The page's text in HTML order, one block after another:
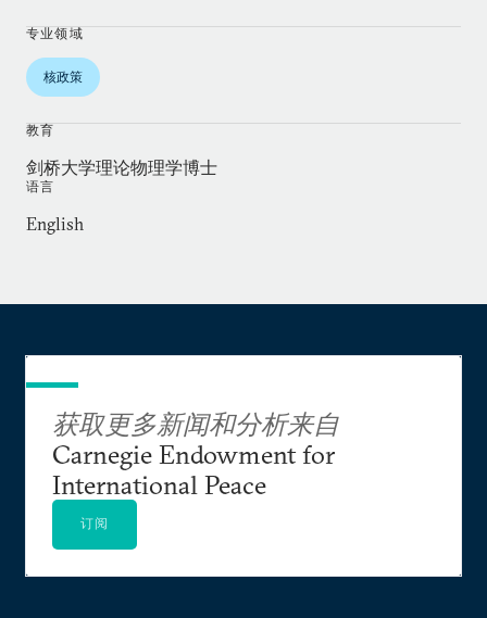
（Abolishing Nuclear Weapons）》的作者（第二
本书同乔治•伯科维奇合著）。此外，他还同马克•
希布斯合著了题为 《为什么福岛事件是可以预防的
（Why Fukushima Was Preventable）》的论文，
对福岛危机的深层原因进行了开创性的分析。他对
核扩散危险的研究、包括对伊朗与朝鲜的解读，也
广泛出现在主要的报刊杂志和网站上。
专家，曾发表题为《银色子弹？对常规武器的全球
Right Questions About Conventional Prompt
Global Strike）》的专题报告，并作为专家证人，
参与了美国众议院军事委员会以及美国国会下属的
美中经济安全审查委员会的听证会。
阿克顿现任核安全工作组（Nuclear Security
Working Group）成员。他曾担任新一代美俄军控
工作组（Next Generation Working Group on U.S.-
Russia Arms Control）的联席主席，也是深度裁军
专业领域
核政策
教育
剑桥大学理论物理学博士
语言
English
获取更多新闻和分析来自
Carnegie Endowment for
International Peace
订阅